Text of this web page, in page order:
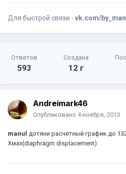
Для быстрой связи - vk.com/
Ответов
593
Создана
12 г
Andreimark46
Опубликовано 4 ноября, 2013
manul дотяни расчетный график до
Хмах(diaphragm displacement)